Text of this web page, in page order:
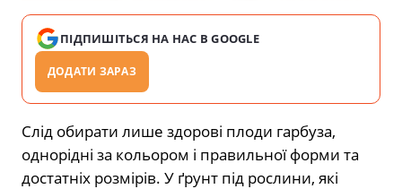
ПІДПИШІТЬСЯ НА НАС В GOOGLE
ДОДАТИ ЗАРАЗ
Слід обирати лише здорові плоди гарбуза,
однорідні за кольором і правильної форми та
достатніх розмірів. У ґрунт під рослини, які